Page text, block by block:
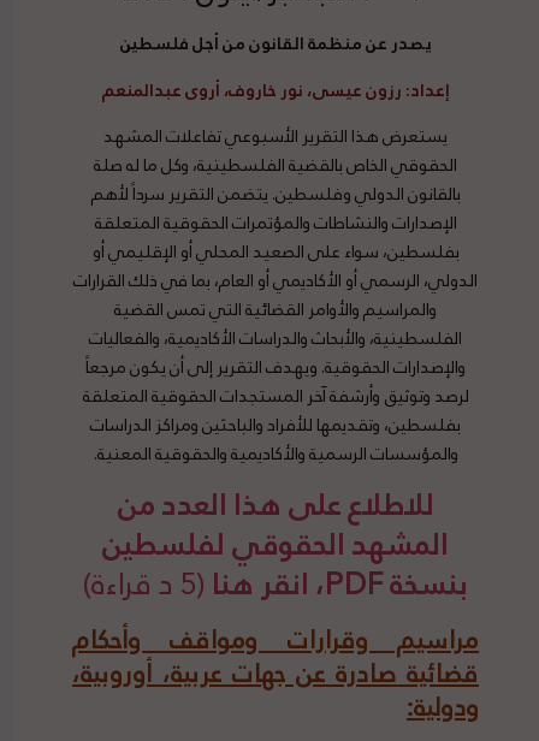
يصدر عن منظمة القانون من أجل فلسطين
إعداد: رزون عيسى، نور خاروف، أروى عبدالمنعم
يستعرض هذا التقرير الأسبوعي تفاعلات المشهد
الحقوقي الخاص بالقضية الفلسطينية، وكل ما له صلة
بالقانون الدولي وفلسطين. يتضمن التقرير سرداً لأهم
الإصدارات والنشاطات والمؤتمرات الحقوقية المتعلقة
بفلسطين، سواء على الصعيد المحلي أو الإقليمي أو
الدولي، الرسمي أو الأكاديمي أو العام، بما في ذلك القرارات
والمراسيم والأوامر القضائية التي تمس القضية
الفلسطينية، والأبحاث والدراسات الأكاديمية، والفعاليات
والإصدارات الحقوقية. ويهدف التقرير إلى أن يكون مرجعاً
لرصد وتوثيق وأرشفة آخر المستجدات الحقوقية المتعلقة
بفلسطين، وتقديمها للأفراد والباحثين ومراكز الدراسات
والمؤسسات الرسمية والأكاديمية والحقوقية المعنية.
للاطلاع على هذا العدد من
المشهد الحقوقي لفلسطين
بنسخة PDF، انقر هنا (5 د قراءة)
مراسيم وقرارات ومواقف وأحكام
قضائية صادرة عن جهات عربية، أوروبية،
ودولية: